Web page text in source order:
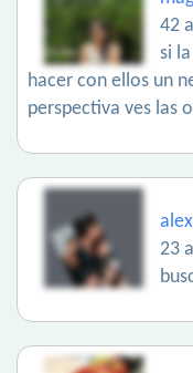
42
si
hacer con ellos un
perspectiva ves las
23